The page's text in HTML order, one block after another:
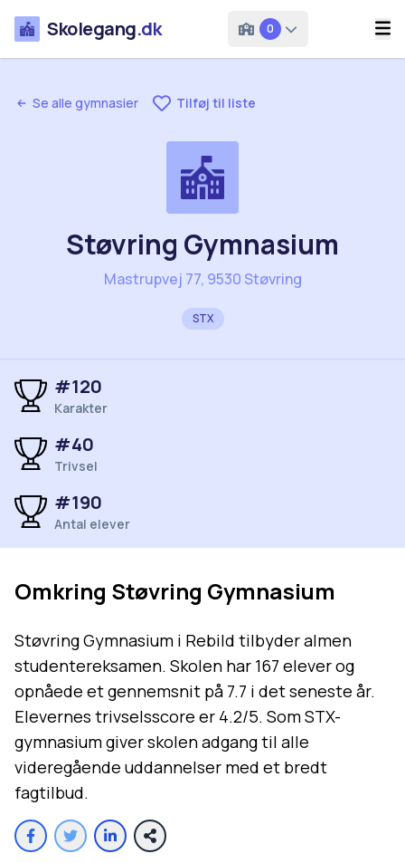
Skolegang.dk 0
Se alle gymnasier Tilføj til liste
Støvring Gymnasium
Mastrupvej 77, 9530 Støvring
STX
#120
Karakter
#40
Trivsel
#190
Antal elever
Omkring Støvring Gymnasium
Støvring Gymnasium i Rebild tilbyder almen
studentereksamen. Skolen har 167 elever og
opnåede et gennemsnit på 7.7 i det seneste år.
Elevernes trivselsscore er 4.2/5. Som STX-
gymnasium giver skolen adgang til alle
videregående uddannelser med et bredt
fagtilbud.